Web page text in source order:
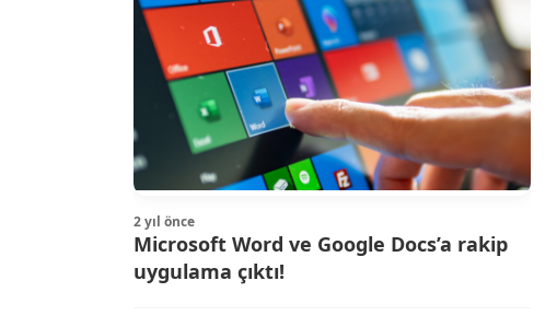
2 yıl önce
Microsoft Word ve Google Docs’a rakip
uygulama çıktı!